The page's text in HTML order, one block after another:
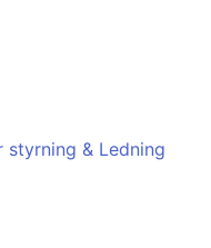
& Ledning